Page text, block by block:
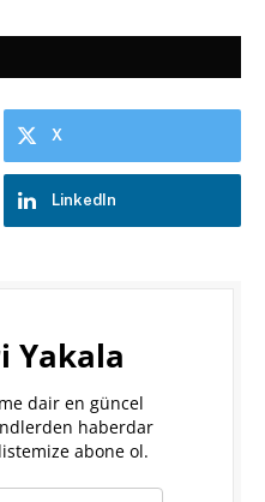
X
LinkedIn
Yakala
dair en güncel
haberdar
abone ol.